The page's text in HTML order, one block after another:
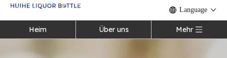
Language
Heim Über uns Mehr